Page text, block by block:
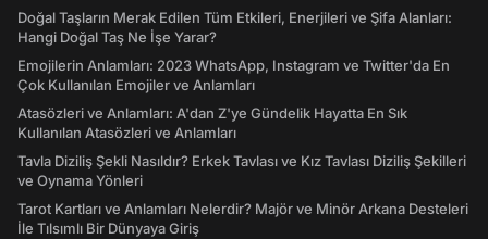
Doğal Taşların Merak Edilen Tüm Etkileri, Enerjileri ve Şifa Alanları:
Hangi Doğal Taş Ne İşe Yarar?
Emojilerin Anlamları: 2023 WhatsApp, Instagram ve Twitter'da En
Çok Kullanılan Emojiler ve Anlamları
Atasözleri ve Anlamları: A'dan Z'ye Gündelik Hayatta En Sık
Kullanılan Atasözleri ve Anlamları
Tavla Diziliş Şekli Nasıldır? Erkek Tavlası ve Kız Tavlası Diziliş Şekilleri
ve Oynama Yönleri
Tarot Kartları ve Anlamları Nelerdir? Majör ve Minör Arkana Desteleri
İle Tılsımlı Bir Dünyaya Giriş